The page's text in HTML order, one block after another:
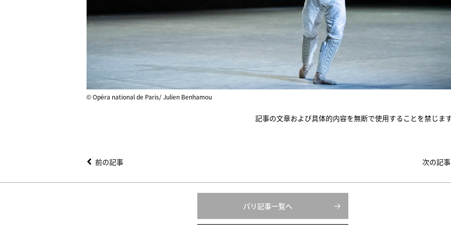
© Opéra national de Paris/ Julien Benhamou
記事の文章および具体的内容を無断で使用することを禁じま
前の記事 次の記事
パリ記事一覧へ